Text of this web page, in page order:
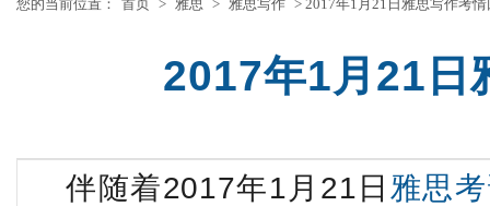
您的当前位置： 首页 > 雅思 > 雅思写作 > 2017年1月21日雅思写作考情
2017年1月21日
伴随着2017年1月21日 雅思
雅思短期班 雅思全程